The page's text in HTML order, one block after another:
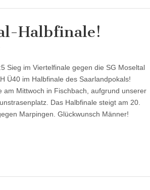
Halbfinale!
für
im
Pokal-
Sieg im Viertelfinale gegen die SG Moseltal
Ü40 im Halbfinale des Saarlandpokals!
am Mittwoch in Fischbach, aufgrund unserer
Das Halbfinale steigt am 20.
Marpingen. Glückwunsch Männer!